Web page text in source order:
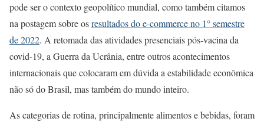
pode ser o contexto geopolítico mundial, como também citamos
na postagem sobre osresultados do e-commerce no 1° semestre
de 2022. A retomada das atividades presenciais pós-vacina da
covid-19, a Guerra da Ucrânia, entre outros acontecimentos
internacionais que colocaram em dúvida a estabilidade econômica
não só do Brasil, mas também do mundo inteiro.
As categorias de rotina, principalmente alimentos e bebidas, foram